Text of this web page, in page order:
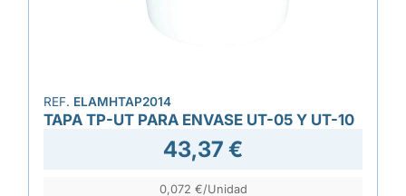
REF. ELAMHTAP2014
TAPA TP-UT PARA ENVASE UT-05 Y UT-10
43,37 €
0,072 €/Unidad